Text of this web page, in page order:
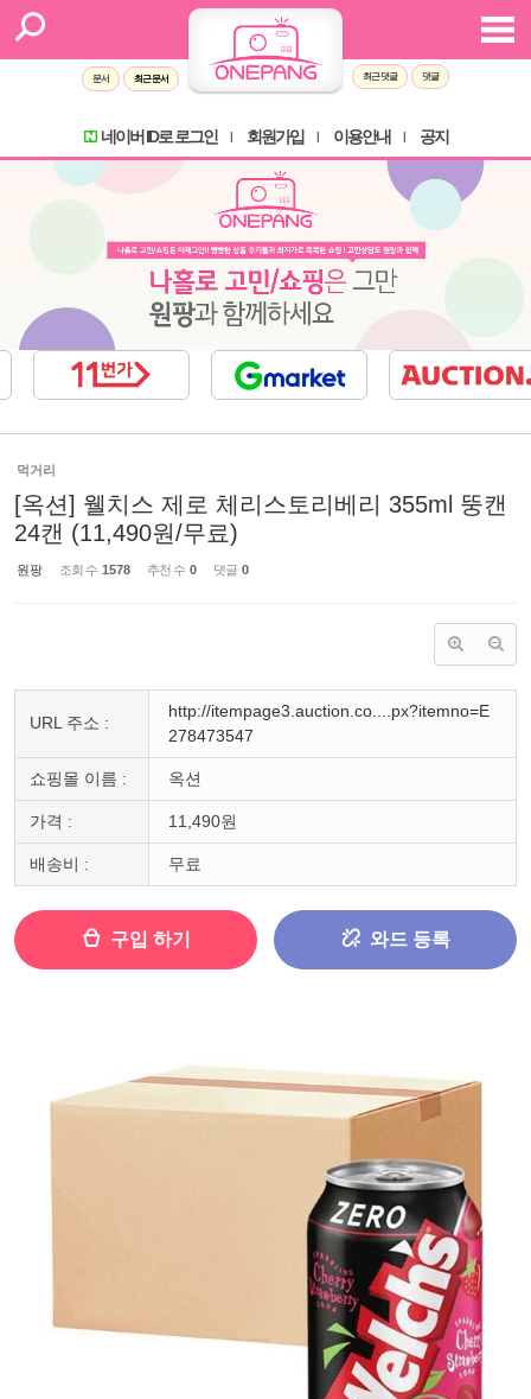
문서 최근 문서 최근 댓글 댓글
네이버 ID로 로그인 회원가입 이용안내 공지
먹거리
[옥션] 웰치스 제로 체리스토리베리 355ml 뚱캔
24캔 (11,490원/무료)
원팡 조회 수 1578 추천 수 0 댓글 0
URL 주소 :
http://itempage3.auction.co....px?itemno=E
278473547
쇼핑몰 이름 : 옥션
가격 : 11,490원
배송비 : 무료
구입 하기 와드 등록